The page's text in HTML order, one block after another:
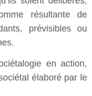
résultante de
prévisibles ou
en action,
élaboré par le